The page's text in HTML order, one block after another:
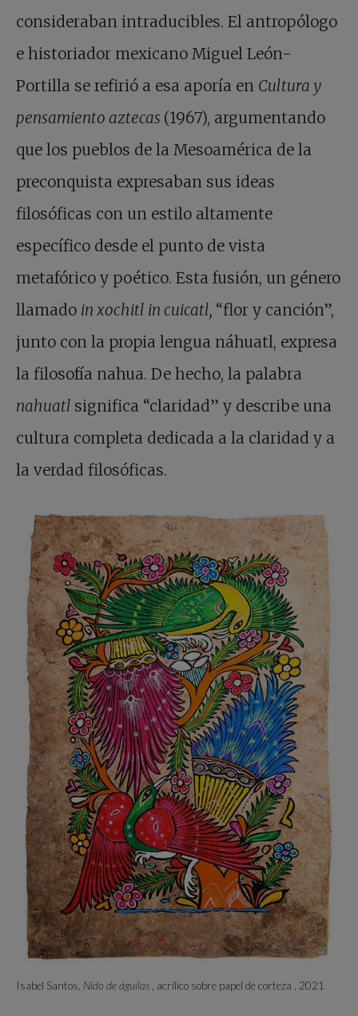
consideraban intraducibles. El antropólogo
e historiador mexicano Miguel León-
Portilla se refirió a esa aporía en Cultura y
pensamiento aztecas (1967), argumentando
que los pueblos de la Mesoamérica de la
preconquista expresaban sus ideas
filosóficas con un estilo altamente
específico desde el punto de vista
metafórico y poético. Esta fusión, un género
llamado in xochitl in cuicatl, “flor y canción”,
junto con la propia lengua náhuatl, expresa
la filosofía nahua. De hecho, la palabra
nahuatl significa “claridad” y describe una
cultura completa dedicada a la claridad y a
la verdad filosóficas.
Isabel Santos, Nido de águilas , acrílico sobre papel de corteza , 2021